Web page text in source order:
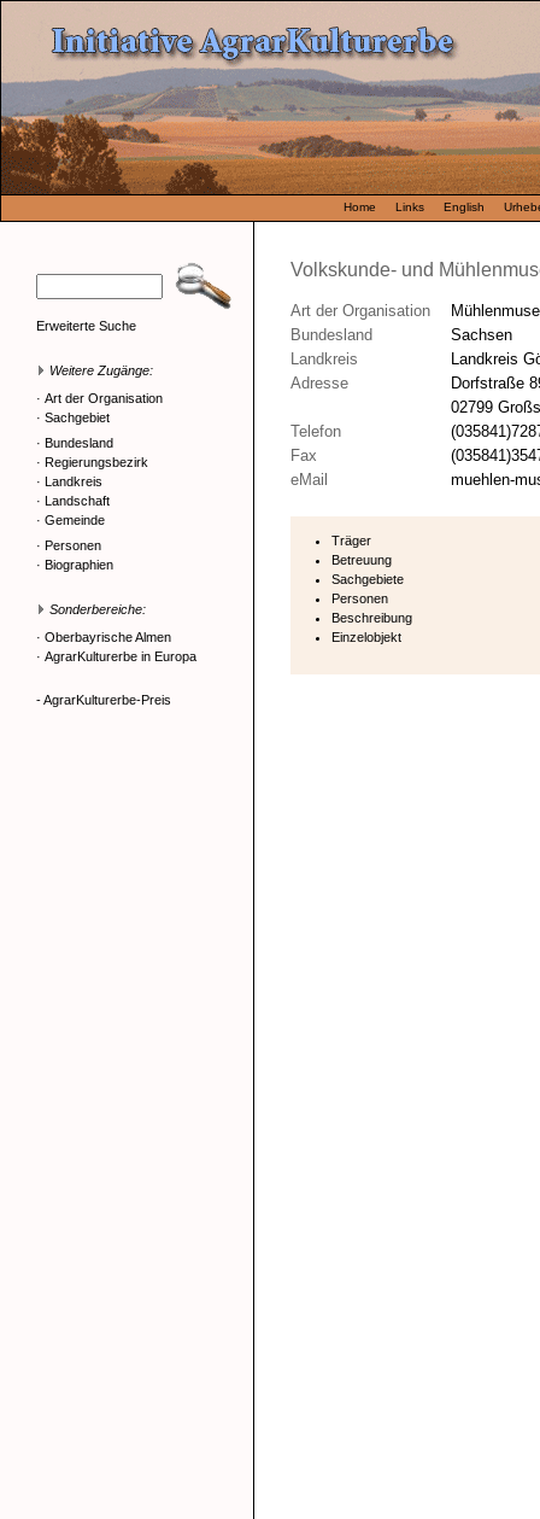
Home Links English
Erweiterte Suche
Weitere Zugänge:
· Art der Organisation
· Sachgebiet
· Bundesland
· Regierungsbezirk
· Landkreis
· Landschaft
· Gemeinde
· Personen
· Biographien
Sonderbereiche:
· Oberbayrische Almen
· AgrarKulturerbe in Europa
- AgrarKulturerbe-Preis
Volkskunde- und
Art der Organisation
Bundesland
Sachsen
Landkreis
Landkreis
Adresse
Dorfstraße
02799
Telefon
Fax
eMail
muehlen-
Träger
Betreuung
Sachgebiete
Personen
Beschreibung
Einzelobjekt